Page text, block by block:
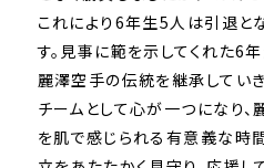
これにより6年生5人は引退と
す。見事に範を示してくれた6
麗澤空手の伝統を継承していき
チームとして心が一つになり
を肌で感じられる有意義な時